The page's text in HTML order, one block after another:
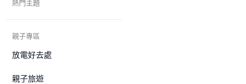
熱門主題
親子專區
放電好去處
親子旅遊